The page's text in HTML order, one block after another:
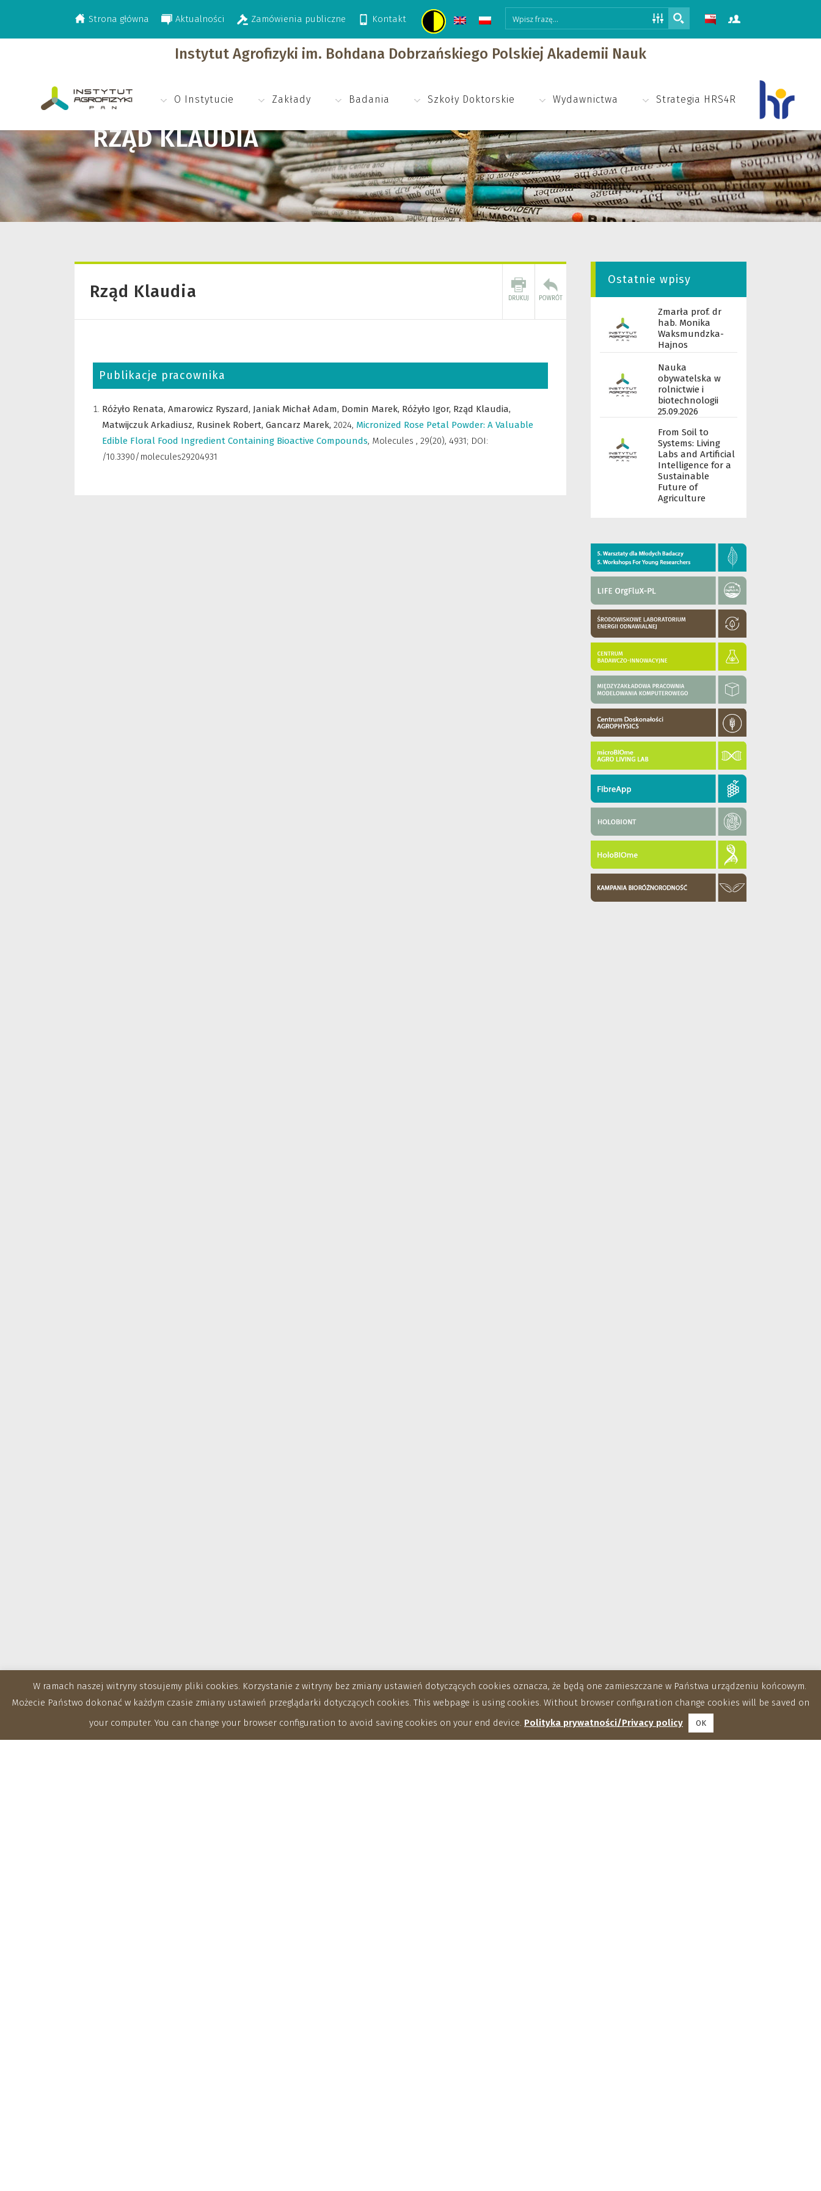
Strona główna Aktualności Zamówienia publiczne Kontakt
Instytut Agrofizyki im. Bohdana Dobrzańskiego Polskiej Akademii Nauk
O Instytucie Zakłady Badania Szkoły Doktorskie Wydawnictwa Strategia HRS4R
RZĄD KLAUDIA
>Rząd Klaudia
Rząd Klaudia
Publikacje pracownika
Różyło Renata, Amarowicz Ryszard, Janiak Michał Adam, Domin Marek, Różyło Igor, Rząd Klaudia,
Matwijczuk Arkadiusz, Rusinek Robert, Gancarz Marek, 2024, Micronized Rose Petal Powder: A Valuable
Edible Floral Food Ingredient Containing Bioactive Compounds, Molecules , 29(20), 4931; DOI:
/10.3390/molecules29204931
Ostatnie wpisy
Zmarła prof. dr
hab. Monika
Waksmundzka-
Hajnos
Nauka
obywatelska w
rolnictwie i
biotechnologii
25.09.2026
From Soil to
Systems: Living
Labs and Artificial
Intelligence for a
Sustainable
Future of
Agriculture
W ramach naszej witryny stosujemy pliki cookies. Korzystanie z witryny bez zmiany ustawień dotyczących cookies oznacza, że będą one zamieszczane w Państwa urządzeniu końcowym.
Możecie Państwo dokonać w każdym czasie zmiany ustawień przeglądarki dotyczących cookies. This webpage is using cookies. Without browser configuration change cookies will be saved on
your computer. You can change your browser configuration to avoid saving cookies on your end device. Polityka prywatności/Privacy policy OK